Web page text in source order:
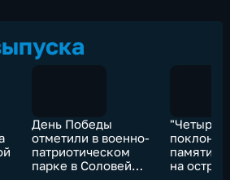
День Победы
отметили в военно-
патриотическом
парке в Соловей
"Четыре
памяти
на